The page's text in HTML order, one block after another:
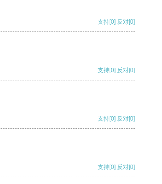
支持[0] 反对[0]
支持[0] 反对[0]
支持[0] 反对[0]
支持[0] 反对[0]